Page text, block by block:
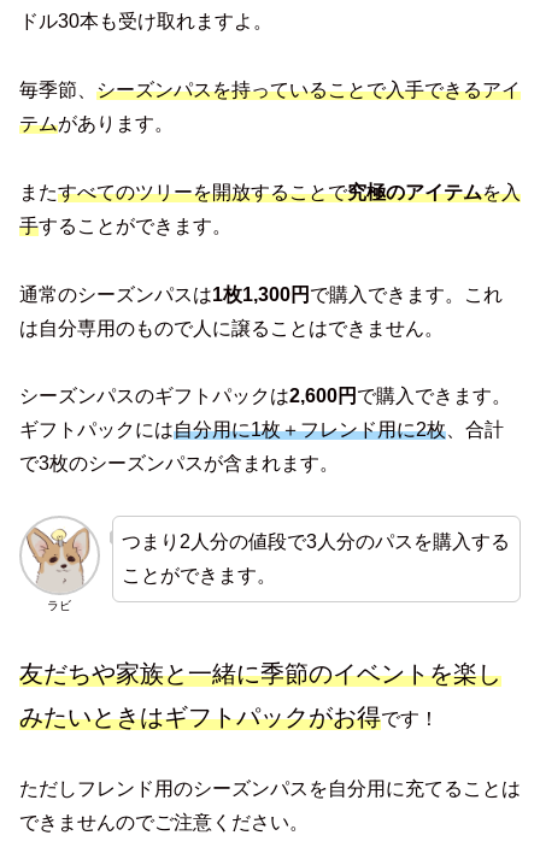
ドル30本も受け取れますよ。
毎季節、 シーズンパスを持っていることで入手できるアイ
テムがあります。
またすべてのツリーを開放することで究極のアイテムを入
手することができます。
通常のシーズンパスは1枚1,300円 で購入できます。これ
は自分専用のもので人に譲ることはできません。
シーズンパスのギフトパックは2,600円 で購入できます。
ギフトパックには自分用に1枚＋フレンド用に2枚、合計
で3枚のシーズンパスが含まれます。
ラビ
つまり2人分の値段で3人分のパスを購入する
ことができます。
友だちや家族と一緒に季節のイベントを楽し
みたいときはギフトパックがお得です！
ただしフレンド用のシーズンパスを自分用に充てることは
できませんのでご注意ください。